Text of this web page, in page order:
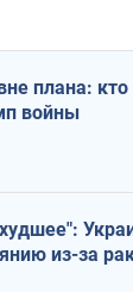
плана: кто
войны
из-за